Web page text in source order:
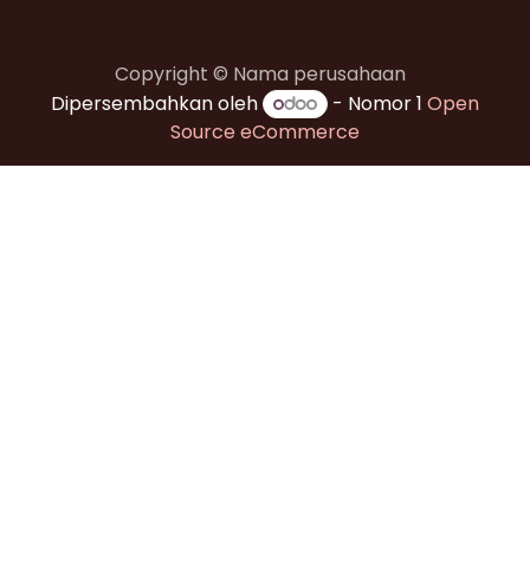
Copyright © Nama perusahaan
Dipersembahkan oleh
- Nomor 1 Open
Source eCommerce